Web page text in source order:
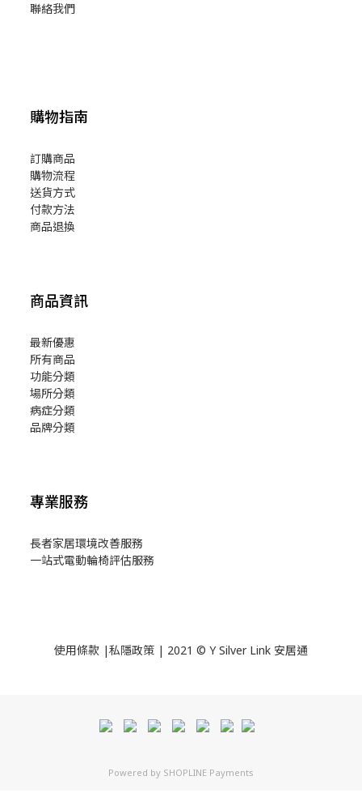
聯絡我們
購物指南
訂購商品
購物流程
送貨方式
付款方法
商品退換
商品資訊
最新優惠
所有商品
功能分類
場所分類
病症分類
品牌分類
專業服務
長者家居環境改善服務
一站式電動輪椅評估服務
使用條款 |私隱政策 | 2021 © Y Silver Link 安居通
Powered by SHOPLINE Payments